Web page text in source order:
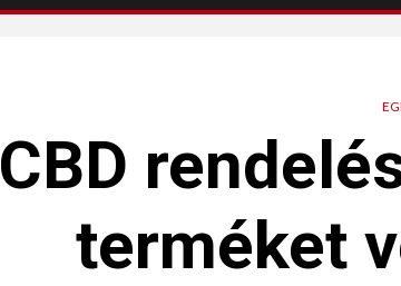
CBD
terméket